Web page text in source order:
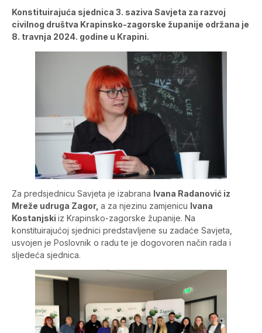
Konstituirajuća sjednica 3. saziva Savjeta za razvoj
civilnog društva Krapinsko-zagorske županije održana je
8. travnja 2024. godine u Krapini.
Za predsjednicu Savjeta je izabrana Ivana Radanović iz
Mreže udruga Zagor, a za njezinu zamjenicu Ivana
Kostanjski iz Krapinsko-zagorske županije. Na
konstituirajućoj sjednici predstavljene su zadaće Savjeta,
usvojen je Poslovnik o radu te je dogovoren način rada i
sljedeća sjednica.